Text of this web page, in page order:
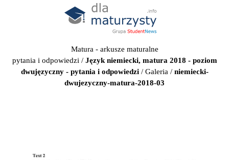
Matura - arkusze maturalne
pytania i odpowiedzi / Język niemiecki, matura 2018 - poziom
dwujęzyczny - pytania i odpowiedzi/ Galeria / niemiecki-
dwujezyczny-matura-2018-03